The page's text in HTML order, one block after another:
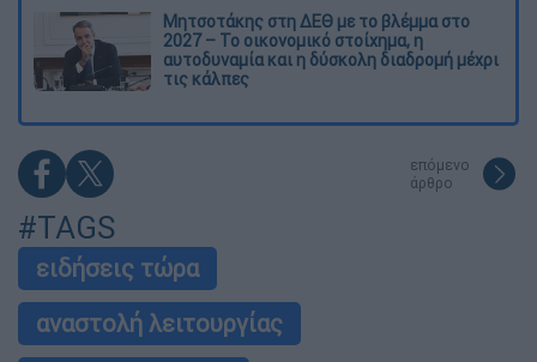
Μητσοτάκης στη ΔΕΘ με το βλέμμα στο
2027 – Το οικονομικό στοίχημα, η
αυτοδυναμία και η δύσκολη διαδρομή μέχρι
τις κάλπες
επόμενο
άρθρο
#TAGS
ειδήσεις τώρα
αναστολή λειτουργίας